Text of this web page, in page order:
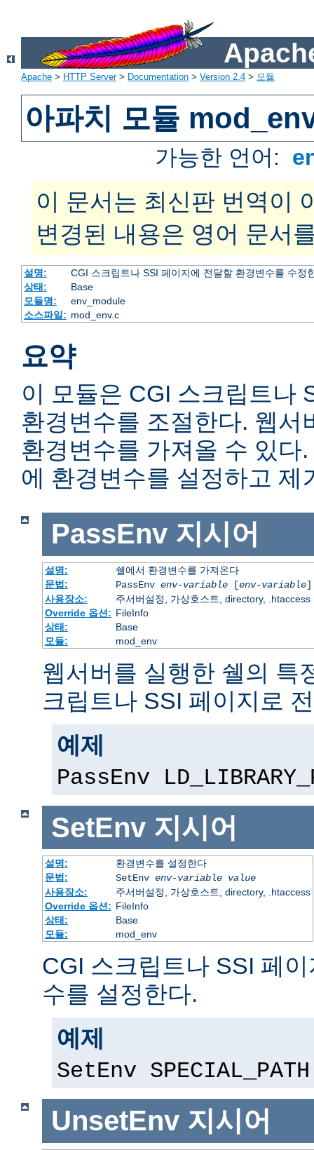
Apache > HTTP Server> Documentation > Version 2.4 > 모듈
아파치 모듈
가능한 언어:
이 문서는 최신판 번역이
변경된 내용은 영어 문서
설명:
CGI 스크립트나 SSI 페이지에 전달할 환경변수를 수정
상태:
Base
모듈명:
env_module
소스파일: mod_env.c
요약
이 모듈은 CGI 스크립트나
환경변수를 조절한다. 웹서
환경변수를 가져올 수 있다
에 환경변수를 설정하고 제
PassEnv 지시어
설명:
쉘에서 환경변수를 가져온다
문법:
PassEnv env-variable[env-variable]
사용장소:
주서버설정, 가상호스트, directory, .htaccess
Override 옵션: FileInfo
상태:
Base
모듈:
mod_env
웹서버를 실행한 쉘의 특
크립트나 SSI 페이지로
예제
PassEnv
SetEnv 지시어
설명:
환경변수를 설정한다
문법:
SetEnv env-variable value
사용장소:
주서버설정, 가상호스트, directory, .htaccess
Override 옵션: FileInfo
상태:
Base
모듈:
mod_env
CGI 스크립트나 SSI 페
수를 설정한다.
예제
SetEnv
UnsetEnv 지시어